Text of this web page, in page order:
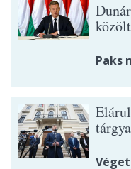
közölt
Paks